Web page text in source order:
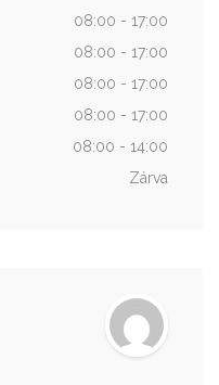
08:00 - 17:00
08:00 - 17:00
08:00 - 17:00
08:00 - 17:00
08:00 - 14:00
Zárva